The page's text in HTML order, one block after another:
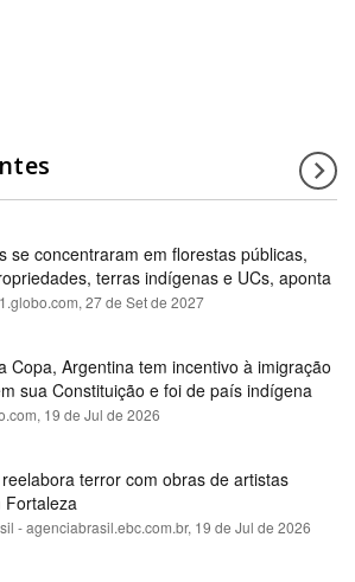
se concentraram em florestas públicas,
terras indígenas e UCs, aponta
27 de Set de 2027
Copa, Argentina tem incentivo à imigração
sua Constituição e foi de país indígena
branca19 de Jul de 2026
terror com obras de artistas
Fortaleza
- agenciabrasil.ebc.com.br, 19 de Jul de 2026